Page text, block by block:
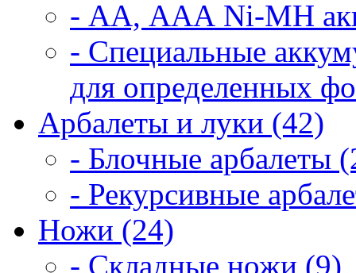
- АА, ААА Ni-MH
- Специальные
для определенных
Арбалеты и луки (42)
- Блочные арбалеты
- Рекурсивные
Ножи (24)
- Складные ножи (9)